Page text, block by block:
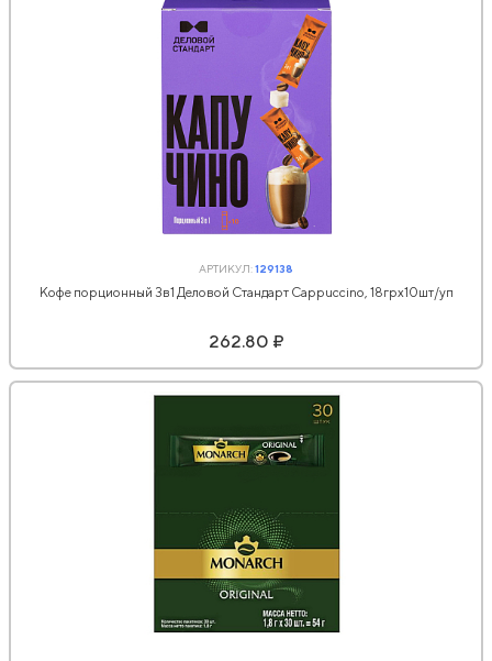
АРТИКУЛ:129138
Кофе порционный 3в1 Деловой Стандарт Cappuccino, 18грх10шт/уп
262.80 ₽